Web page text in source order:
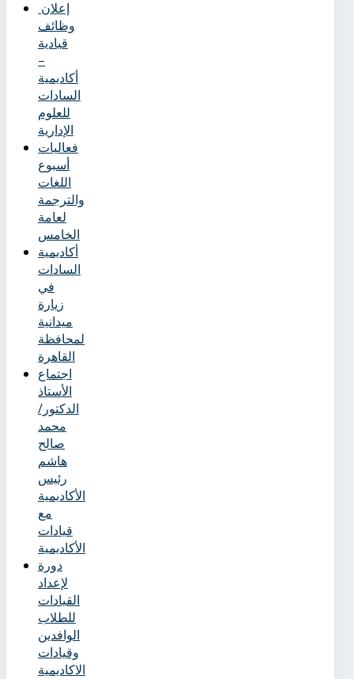
وظائف
قيادية
–
أكاديمية
السادات
للعلوم
الإدارية
فعاليات
أسبوع
اللغات
والترجمة
لعامة
الخامس
أكاديمية
السادات
في
زيارة
ميدانية
لمحافظة
القاهرة
اجتماع
الأستاذ
الدكتور/
محمد
صالح
هاشم
رئيس
الأكاديمية
مع
قيادات
الأكاديمية
دورة
لإعداد
القيادات
للطلاب
الوافدين
وقيادات
الاكاديمية